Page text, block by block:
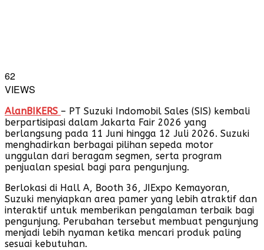
62
VIEWS
AlanBIKERS – PT Suzuki Indomobil Sales (SIS) kembali
berpartisipasi dalam Jakarta Fair 2026 yang
berlangsung pada 11 Juni hingga 12 Juli 2026. Suzuki
menghadirkan berbagai pilihan sepeda motor
unggulan dari beragam segmen, serta program
penjualan spesial bagi para pengunjung.
Berlokasi di Hall A, Booth 36, JIExpo Kemayoran,
Suzuki menyiapkan area pamer yang lebih atraktif dan
interaktif untuk memberikan pengalaman terbaik bagi
pengunjung. Perubahan tersebut membuat pengunjung
menjadi lebih nyaman ketika mencari produk paling
sesuai kebutuhan.